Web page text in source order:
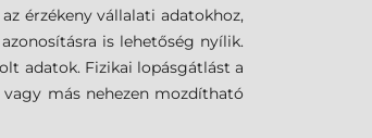
érzékeny vállalati adatokhoz,
is lehetőség nyílik.
adatok. Fizikai lopásgátlást a
más nehezen mozdítható